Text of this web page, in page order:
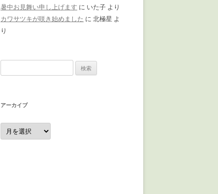
暑中お見舞い申し上げます に いた子 より
カワサツキが咲き始めました に 北極星 よ
り
索:
アーカイブ
ア
ー
カ